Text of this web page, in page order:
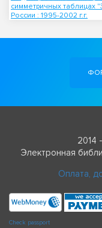
симметричных таблицах
России : 1995-2002 г.г.
2014
Электронная
Оплата,
Check passport